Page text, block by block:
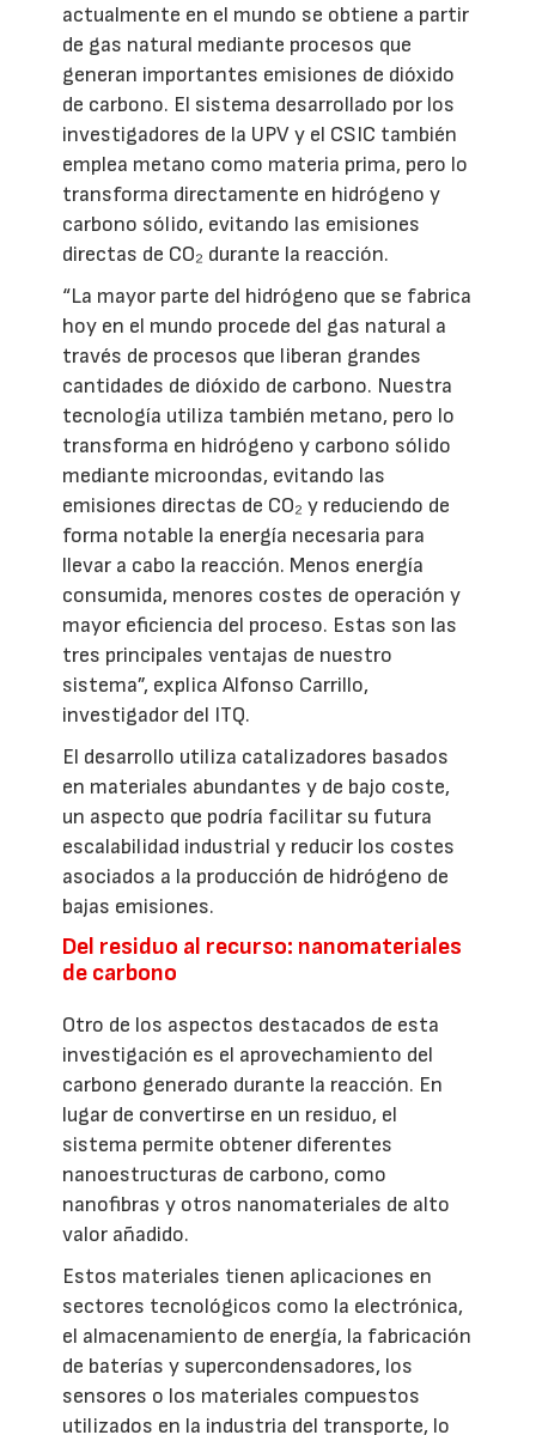
actualmente en el mundo se obtiene a partir
de gas natural mediante procesos que
generan importantes emisiones de dióxido
de carbono. El sistema desarrollado por los
investigadores de la UPV y el CSIC también
emplea metano como materia prima, pero lo
transforma directamente en hidrógeno y
carbono sólido, evitando las emisiones
directas de CO₂ durante la reacción.
“La mayor parte del hidrógeno que se fabrica
hoy en el mundo procede del gas natural a
través de procesos que liberan grandes
cantidades de dióxido de carbono. Nuestra
tecnología utiliza también metano, pero lo
transforma en hidrógeno y carbono sólido
mediante microondas, evitando las
emisiones directas de CO₂ y reduciendo de
forma notable la energía necesaria para
llevar a cabo la reacción. Menos energía
consumida, menores costes de operación y
mayor eficiencia del proceso. Estas son las
tres principales ventajas de nuestro
sistema”, explica Alfonso Carrillo,
investigador del ITQ.
El desarrollo utiliza catalizadores basados
en materiales abundantes y de bajo coste,
un aspecto que podría facilitar su futura
escalabilidad industrial y reducir los costes
asociados a la producción de hidrógeno de
bajas emisiones.
Del residuo al recurso: nanomateriales
de carbono
Otro de los aspectos destacados de esta
investigación es el aprovechamiento del
carbono generado durante la reacción. En
lugar de convertirse en un residuo, el
sistema permite obtener diferentes
nanoestructuras de carbono, como
nanofibras y otros nanomateriales de alto
valor añadido.
Estos materiales tienen aplicaciones en
sectores tecnológicos como la electrónica,
el almacenamiento de energía, la fabricación
de baterías y supercondensadores, los
sensores o los materiales compuestos
utilizados en la industria del transporte, lo